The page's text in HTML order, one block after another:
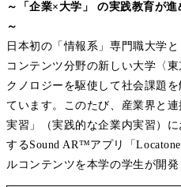
～「企業×大学」 の実践教育が
～
日本初の「情報系」専門職大学
コンテンツ分野の新しい大学〈
クノロジーを駆使して社会課題
ています。このたび、産業界と
実習」（実践的な企業内実習）
するSound AR™アプリ「
ルコンテンツを本学の学生が開発